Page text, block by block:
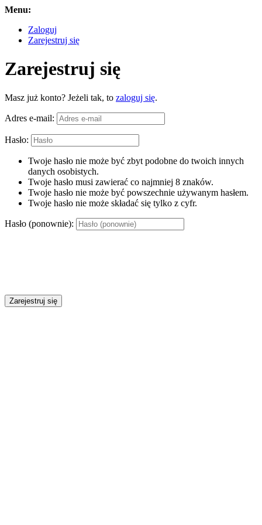
Menu:
Zaloguj
Zarejestruj się
Zarejestruj się
Masz już konto? Jeżeli tak, to zaloguj się.
Adres e-mail:
Hasło:
Twoje hasło nie może być zbyt podobne do twoich innych
danych osobistych.
Twoje hasło musi zawierać co najmniej 8 znaków.
Twoje hasło nie może być powszechnie używanym hasłem.
Twoje hasło nie może składać się tylko z cyfr.
Hasło (ponownie):
Zarejestruj się